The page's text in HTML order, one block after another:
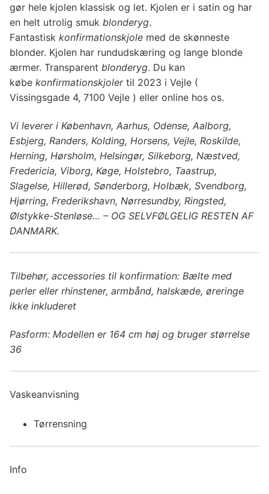
gør hele kjolen klassisk og let. Kjolen er i satin og har
en helt utrolig smuk blonderyg.
Fantastisk konfirmationskjole med de skønneste
blonder. Kjolen har rundudskæring og lange blonde
ærmer. Transparent blonderyg. Du kan
købe konfirmationskjolertil 2023 i Vejle (
Vissingsgade 4, 7100 Vejle ) eller online hos os.
Vi leverer i København, Aarhus, Odense, Aalborg,
Esbjerg, Randers, Kolding, Horsens, Vejle, Roskilde,
Herning, Hørsholm, Helsingør, Silkeborg, Næstved,
Fredericia, Viborg, Køge, Holstebro, Taastrup,
Slagelse, Hillerød, Sønderborg, Holbæk, Svendborg,
Hjørring, Frederikshavn, Nørresundby, Ringsted,
Ølstykke-Stenløse… – OG SELVFØLGELIG RESTEN AF
DANMARK.
Tilbehør, accessories til konfirmation: Bælte med
perler eller rhinstener, armbånd, halskæde, øreringe
ikke inkluderet
Pasform: Modellen er 164 cm høj og bruger størrelse
36
Vaskeanvisning
Tørrensning
Info